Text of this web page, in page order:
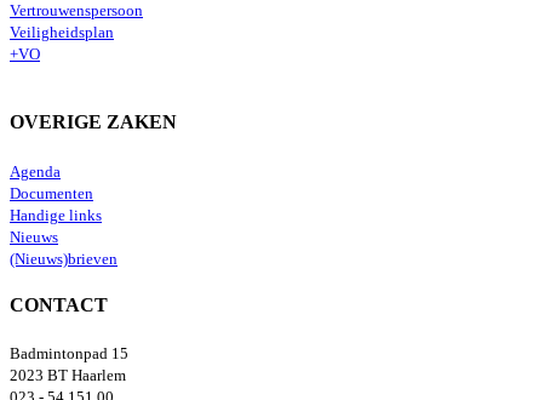
Vertrouwenspersoon
Veiligheidsplan
+VO
OVERIGE ZAKEN
Agenda
Documenten
Handige links
Nieuws
(Nieuws)brieven
CONTACT
Badmintonpad 15
2023 BT Haarlem